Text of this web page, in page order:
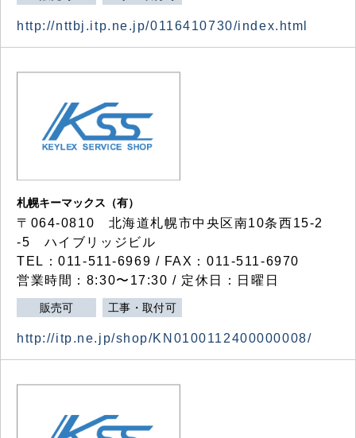
http://nttbj.itp.ne.jp/0116410730/index.html
札幌キーマックス（有）
〒064-0810 北海道札幌市中央区南10条西15-2
-5 ハイブリッジビル
TEL：011-511-6969 / FAX：011-511-6970
営業時間：8:30〜17:30 / 定休日：日曜日
販売可 工事・取付可
http://itp.ne.jp/shop/KN0100112400000008/